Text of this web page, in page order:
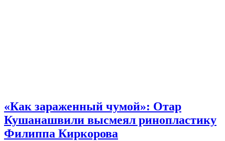
«Как зараженный чумой»: Отар
Кушанашвили высмеял ринопластику
Филиппа Киркорова